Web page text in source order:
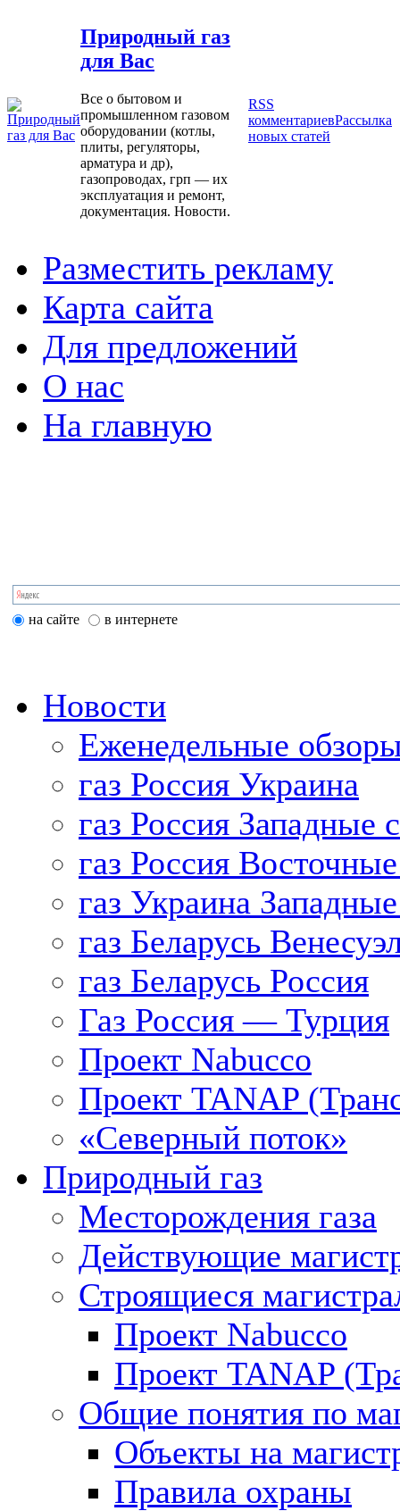
Природный газ
для Вас
Все о бытовом и
промышленном газовом
оборудовании (котлы,
плиты, регуляторы,
арматура и др),
газопроводах, грп — их
эксплуатация и ремонт,
документация. Новости.
RSS
комментариевРассылка
новых статей
Разместить рекламу
Карта сайта
Для предложений
О нас
На главную
на сайте в интернете
Новости
Еженедельные
газ Россия Украина
газ Россия Западные
газ Россия
газ Украина
газ Беларусь
газ Беларусь Россия
Газ Россия — Турция
Проект Nabucco
Проект TANAP
«Северный поток»
Природный газ
Месторождения газа
Действующие
Строящиеся
Проект Nabucco
Проект TANAP
Общие понятия по
Объекты на
Правила охраны